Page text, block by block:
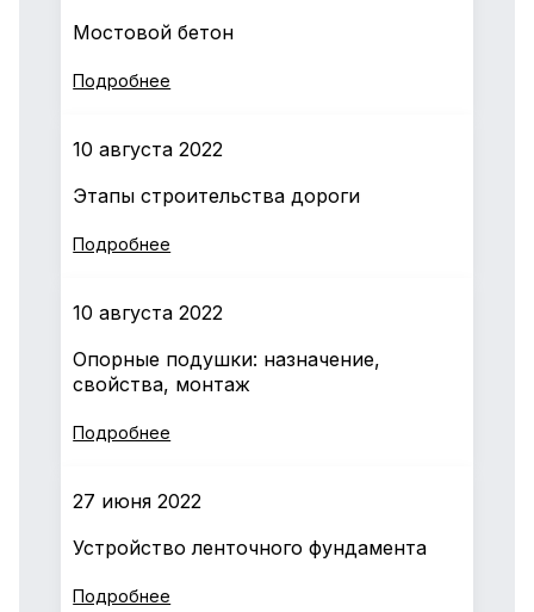
Мостовой бетон
Подробнее
10 августа 2022
Этапы строительства дороги
Подробнее
10 августа 2022
Опорные подушки: назначение,
свойства, монтаж
Подробнее
27 июня 2022
Устройство ленточного фундамента
Подробнее